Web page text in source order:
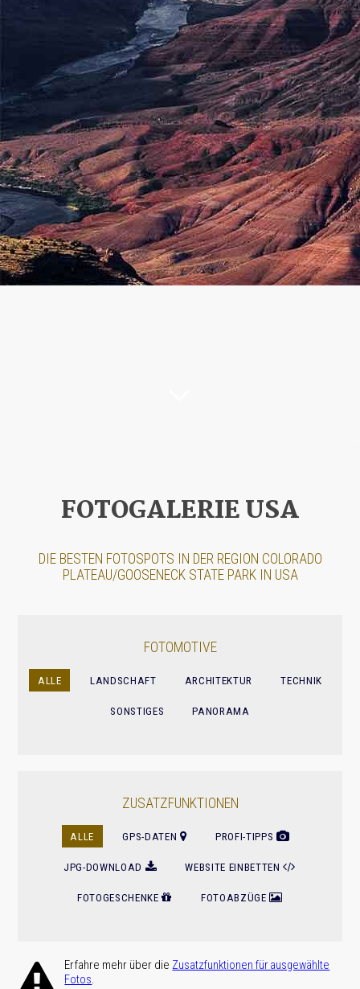
FOTOGALERIE USA
DIE BESTEN FOTOSPOTS IN DER REGION COLORADO
PLATEAU/GOOSENECK STATE PARK IN USA
FOTOMOTIVE
ALLE LANDSCHAFT ARCHITEKTUR TECHNIK
SONSTIGES PANORAMA
ZUSATZFUNKTIONEN
ALLE GPS-DATEN PROFI-TIPPS
JPG-DOWNLOAD WEBSITE EINBETTEN
FOTOGESCHENKE FOTOABZÜGE
Erfahre mehr über die Zusatz­funktionen für ausge­wählte
Fotos.